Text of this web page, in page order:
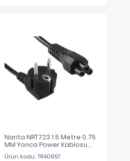
Narita NRT723 1.5 Metre 0.75
MM Yonca Power Kablosu
Adaptör AC Kablo
Ürün kodu: TR40657